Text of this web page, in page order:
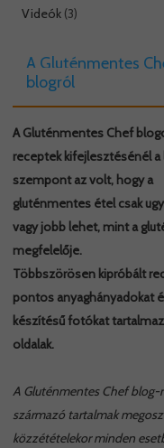
Videók(3)
A Gluténmentes
blogról
A Gluténmentes Chef
receptek kifejlesztésénél a
szempont az volt, hogy a
gluténmentes étel csak
vagy jobb lehet, mint a
megfelelője.
Többszörösen kipróbált
pontos anyaghányadokat
készítésű fotókat
oldalak.
A Gluténmentes Chef blog-
származó tartalmak
közzétételekor minden